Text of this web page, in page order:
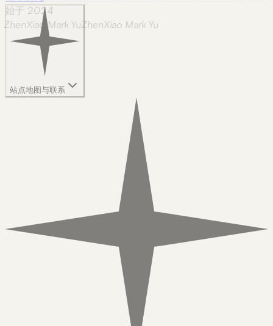
始于 2024
ZhenXiao Mark YuZhenXiao Mark Yu
站点地图与联系